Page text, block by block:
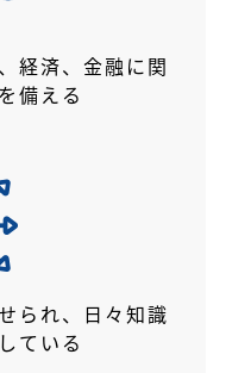
経済、金融に関
備える
られ、 日々知識
ている